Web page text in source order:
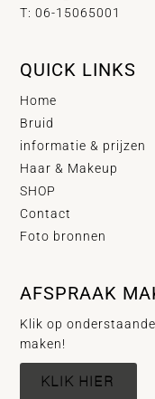
T: 06-15065001
QUICK LINKS
Home
Bruid
informatie & prijzen
Haar & Makeup
SHOP
Contact
Foto bronnen
AFSPRAAK
Klik op
maken!
KLIK HIER